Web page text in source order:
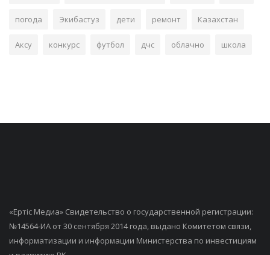
погода Экибастуз дети ремонт Казахстан
Аксу конкурс футбол дчс облачно школа
«Ертiс Медиа» Свидетельство о государственной регистрации:
№14564-ИА от 30 сентября 2014 года, выдано Комитетом связи,
информатизации и информации Министерства по инвестициям